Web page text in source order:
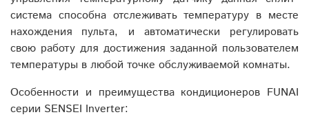
система способна отслеживать температуру в месте
нахождения пульта, и автоматически регулировать
свою работу для достижения заданной пользователем
температуры в любой точке обслуживаемой комнаты.
Особенности и преимущества кондиционеров FUNAI
серии SENSEI Inverter: